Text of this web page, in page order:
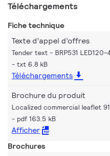
Téléchargements
Fiche technique
Texte d’appel d’offres
Tender text - BRP531
txt 6.8 kB
Téléchargements
Brochure du produit
Localized commercial leaflet
pdf 163.5 kB
Afficher
Brochures